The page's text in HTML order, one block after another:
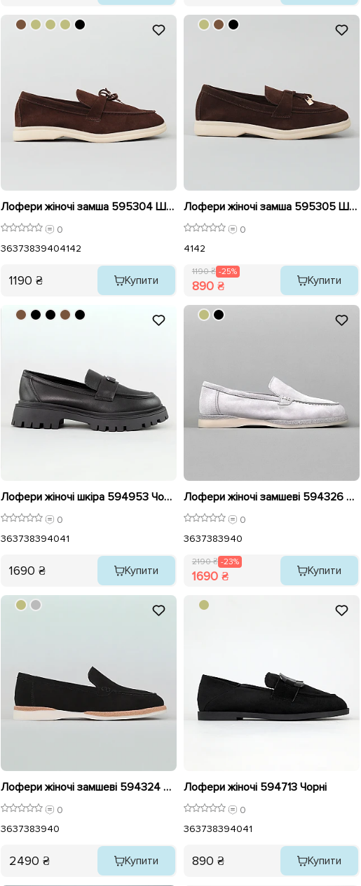
Лофери жіночі замша 595304 Шоколадні
0
36373839404142
1190 ₴ Купити
Лофери жіночі замша 595305 Шоколадні розпродаж
0
4142
1190 ₴ -25%
890 ₴ Купити
Лофери жіночі шкіра 594953 Чорні
0
363738394041
1690 ₴ Купити
Лофери жіночі замшеві 594326 Сірі розпродаж
0
3637383940
2190 ₴ -23%
1690 ₴ Купити
Лофери жіночі замшеві 594324 Чорні
0
3637383940
2490 ₴ Купити
Лофери жіночі 594713 Чорні
0
363738394041
890 ₴ Купити